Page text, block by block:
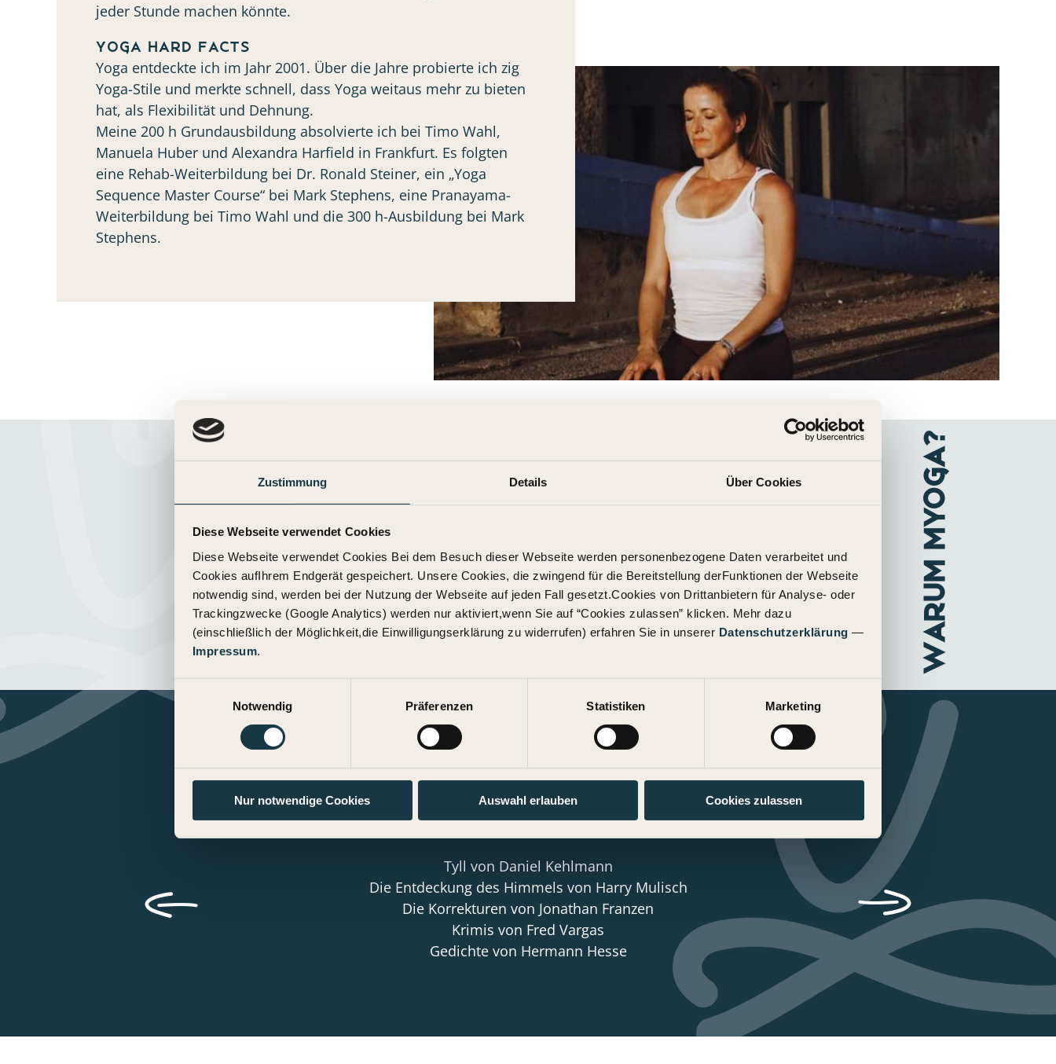
Zustimmung Details Über Cookies
Diese Webseite verwendet Cookies
Diese Webseite verwendet Cookies Bei dem Besuch dieser Webseite werden personenbezogene Daten verarbeitet und
Cookies aufIhrem Endgerät gespeichert. Unsere Cookies, die zwingend für die Bereitstellung derFunktionen der Webseite
notwendig sind, werden bei der Nutzung der Webseite auf jeden Fall gesetzt.Cookies von Drittanbietern für Analyse- oder
Trackingzwecke (Google Analytics) werden nur aktiviert,wenn Sie auf “Cookies zulassen” klicken. Mehr dazu
(einschließlich der Möglichkeit,die Einwilligungserklärung zu widerrufen) erfahren Sie in unserer Datenschutzerklärung —
Impressum.
Einwilligungsauswahl
Notwendig
Präferenzen Statistiken Marketing
Nur notwendige Cookies Auswahl erlauben Cookies zulassen
jeder Stunde machen könnte.
Yoga Hard Facts
Yoga entdeckte ich im Jahr 2001. Über die Jahre probierte ich zig
Yoga-Stile und merkte schnell, dass Yoga weitaus mehr zu bieten
hat, als Flexibilität und Dehnung.
Meine 200 h Grundausbildung absolvierte ich bei Timo Wahl,
Manuela Huber und Alexandra Harfield in Frankfurt. Es folgten
eine Rehab-Weiterbildung bei Dr. Ronald Steiner, ein „Yoga
Sequence Master Course“ bei Mark Stephens, eine Pranayama-
Weiterbildung bei Timo Wahl und die 300 h-Ausbildung bei Mark
Stephens.
Warum MYOGA?
Weil MYOGA andere Wege geht, Yoga an andere Orte bringt, sich zusammen mit den
gut verstanden. Wir teilen die Freude und Leidenschaft, Yoga weitergeben zu können.
(Und weil das M so ein schöner Buchstabe ist. 😉)
... und jenseits des yoga
Tyll von Daniel Kehlmann
Die Entdeckung des Himmels von Harry Mulisch
Die Korrekturen von Jonathan Franzen
Krimis von Fred Vargas
Gedichte von Hermann Hesse